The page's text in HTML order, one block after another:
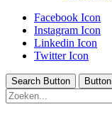
Facebook Icon
Instagram Icon
Linkedin Icon
Twitter Icon
Search Button Button